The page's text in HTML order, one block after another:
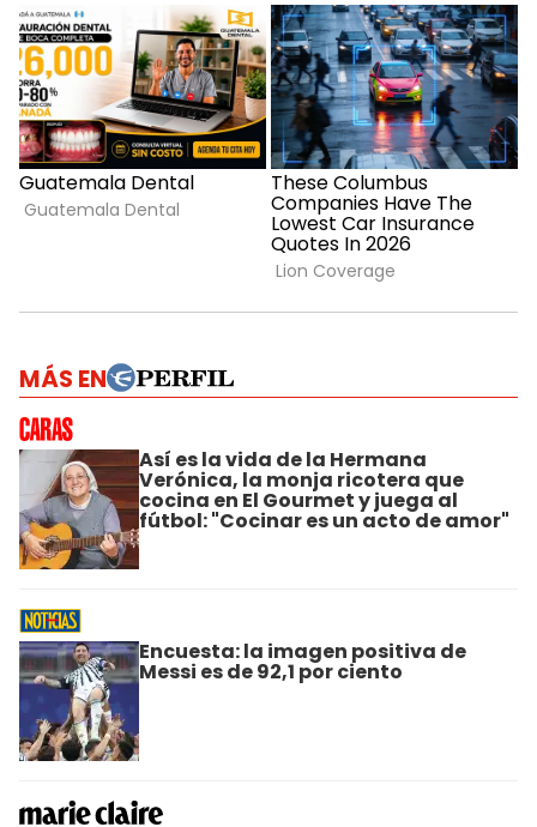
MÁS EN
Así es la vida de la Hermana
Verónica, la monja ricotera que
cocina en El Gourmet y juega al
fútbol: "Cocinar es un acto de amor"
Encuesta: la imagen positiva de
Messi es de 92,1 por ciento